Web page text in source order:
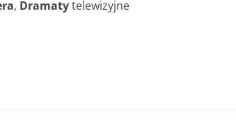
, Dramatytelewizyjne